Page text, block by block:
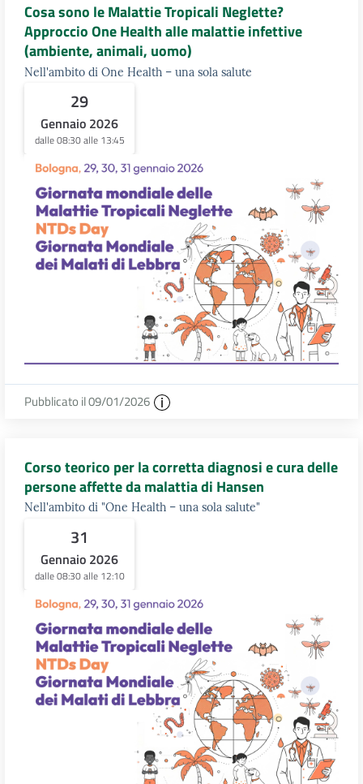
Cosa sono le Malattie Tropicali Neglette?
Approccio One Health alle malattie infettive
(ambiente, animali, uomo)
Nell'ambito di One Health – una sola salute
29
Gennaio 2026
dalle 08:30 alle 13:45
Pubblicato il 09/01/2026
Corso teorico per la corretta diagnosi e cura delle
persone affette da malattia di Hansen
Nell'ambito di "One Health – una sola salute"
31
Gennaio 2026
dalle 08:30 alle 12:10